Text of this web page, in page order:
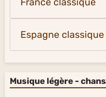
Espagne classique
Musique légère -